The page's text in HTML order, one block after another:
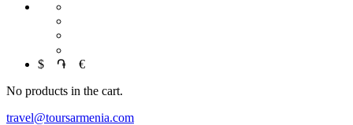
$
֏
€
No products in the cart.
travel@toursarmenia.com